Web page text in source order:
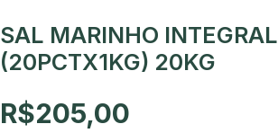
SAL MARINHO INTEGRAL
(20PCTX1KG) 20KG
R$205,00